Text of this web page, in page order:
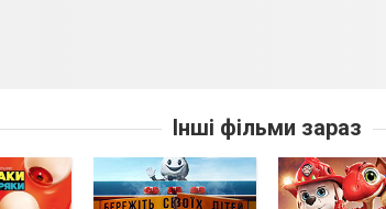
Інші фільми зараз